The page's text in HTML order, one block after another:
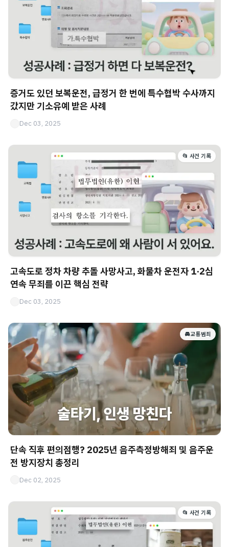
증거도 있던 보복운전, 급정거 한 번에 특수협박 수사까지
갔지만 기소유예 받은 사례
Dec 03, 2025
📂 사건 기록
고속도로 정차 차량 추돌 사망사고, 화물차 운전자 1·2심
연속 무죄를 이끈 핵심 전략
Dec 03, 2025
🚘 교통범죄
단속 직후 편의점행? 2025년 음주측정방해죄 및 음주운
전 방지장치 총정리
Dec 02, 2025
📂 사건 기록